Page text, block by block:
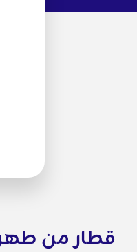
قطار من